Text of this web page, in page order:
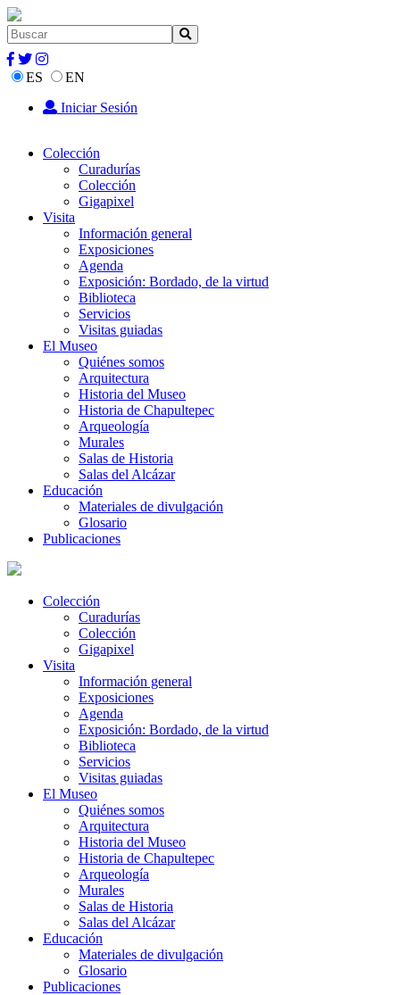
ES
EN
Iniciar Sesión
Colección
Curadurías
Colección
Gigapixel
Visita
Información general
Exposiciones
Agenda
Exposición: Bordado, de la virtud
Biblioteca
Servicios
Visitas guiadas
El Museo
Quiénes somos
Arquitectura
Historia del Museo
Historia de Chapultepec
Arqueología
Murales
Salas de Historia
Salas del Alcázar
Educación
Materiales de divulgación
Glosario
Publicaciones
Colección
Curadurías
Colección
Gigapixel
Visita
Información general
Exposiciones
Agenda
Exposición: Bordado, de la virtud
Biblioteca
Servicios
Visitas guiadas
El Museo
Quiénes somos
Arquitectura
Historia del Museo
Historia de Chapultepec
Arqueología
Murales
Salas de Historia
Salas del Alcázar
Educación
Materiales de divulgación
Glosario
Publicaciones